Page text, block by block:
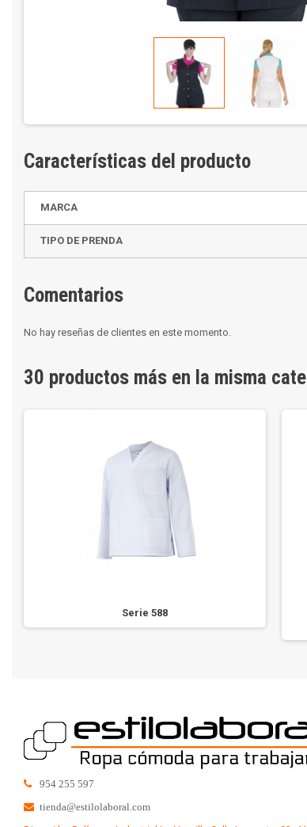
Características del producto
MARCA
TIPO DE PRENDA
Comentarios
No hay reseñas de clientes en este momento.
30 productos más en la misma
Serie 588
954 255 597
tienda@estilolaboral.com